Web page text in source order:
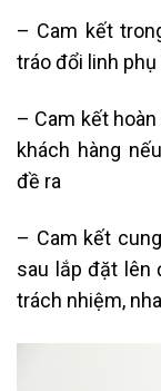
– Cam kết
tráo đổi linh
– Cam kết
khách hàng
đề ra
– Cam kết
sau lắp đặt lên
trách nhiệm,